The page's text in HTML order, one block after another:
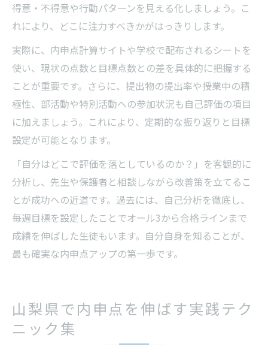
得意・不得意や行動パターンを見える化しましょう。こ
れにより、どこに注力すべきかがはっきりします。
実際に、内申点計算サイトや学校で配布されるシートを
使い、現状の点数と目標点数との差を具体的に把握する
ことが重要です。さらに、提出物の提出率や授業中の積
極性、部活動や特別活動への参加状況も自己評価の項目
に加えましょう。これにより、定期的な振り返りと目標
設定が可能となります。
「自分はどこで評価を落としているのか？」を客観的に
分析し、先生や保護者と相談しながら改善策を立てるこ
とが成功への近道です。過去には、自己分析を徹底し、
毎週目標を設定したことでオール3から合格ラインまで
成績を伸ばした生徒もいます。自分自身を知ることが、
最も確実な内申点アップの第一歩です。
山梨県で内申点を伸ばす実践テク
ニック集